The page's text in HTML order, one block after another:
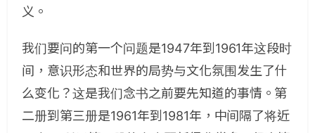
义。
我们要问的第一个问题是1947年到1961年这段时
间，意识形态和世界的局势与文化氛围发生了什
么变化？这是我们念书之前要先知道的事情。第
二册到第三册是1961年到1981年，中间隔了将近